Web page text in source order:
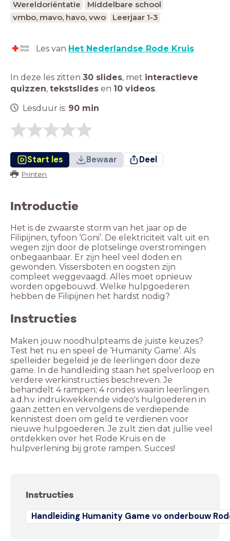
Wereldoriëntatie
Middelbare school
vmbo, mavo, havo, vwo
Leerjaar 1-3
Les van Het Nederlandse Rode Kruis
In deze les zitten 30 slides, met interactieve
quizzen, tekstslides en 10 videos.
Lesduur is: 90 min
Start les Bewaar Deel
Printen
Introductie
Het is de zwaarste storm van het jaar op de
Filipijnen, tyfoon ‘Goni’. De elektriciteit valt uit en
wegen zijn door de plotselinge overstromingen
onbegaanbaar. Er zijn heel veel doden en
gewonden. Vissersboten en oogsten zijn
compleet weggevaagd. Alles moet opnieuw
worden opgebouwd. Welke hulpgoederen
Instructies
Maken jouw noodhulpteams de juiste keuzes?
Test het nu en speel de ‘Humanity Game’. Als
spelleider begeleid je de leerlingen door deze
game. In de handleiding staan het spelverloop en
verdere werkinstructies beschreven. Je
behandelt 4 rampen; 4 rondes waarin leerlingen
a.d.h.v. indrukwekkende video's hulgoederen in
gaan zetten en vervolgens de verdiepende
kennistest doen om geld te verdienen voor
nieuwe hulpgoederen. Je zult zien dat jullie veel
ontdekken over het Rode Kruis en de
hulpverlening bij grote rampen. Succes!
Instructies
Handleiding Humanity Game vo onderbouw